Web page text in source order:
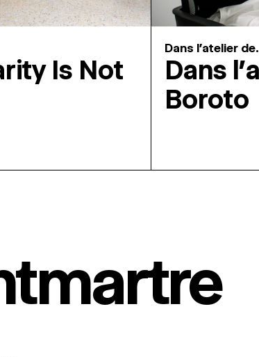
Is Not
Dans l'atelier
Dans
Boroto